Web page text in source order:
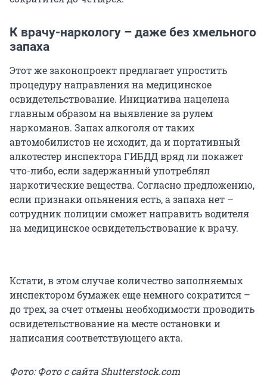
К врачу-наркологу – даже без хмельного
запаха
Этот же законопроект предлагает упростить
процедуру направления на медицинское
освидетельствование. Инициатива нацелена
главным образом на выявление за рулем
наркоманов. Запах алкоголя от таких
автомобилистов не исходит, да и портативный
алкотестер инспектора ГИБДД вряд ли покажет
что-либо, если задержанный употреблял
наркотические вещества. Согласно предложению,
если признаки опьянения есть, а запаха нет –
сотрудник полиции сможет направить водителя
на медицинское освидетельствование к врачу.
Кстати, в этом случае количество заполняемых
инспектором бумажек еще немного сократится –
до трех, за счет отмены необходимости проводить
освидетельствование на месте остановки и
написания соответствующего акта.
Фото: Фото с сайта Shutterstock.com